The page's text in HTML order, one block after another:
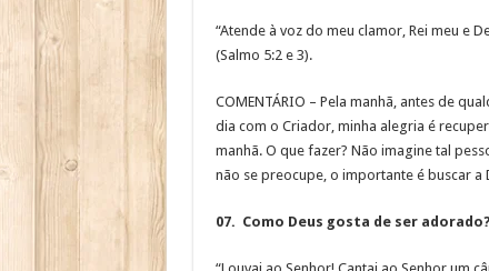
“Atende à voz do meu clamor, Rei meu e
(Salmo 5:2 e 3).
COMENTÁRIO – Pela manhã, antes de
dia com o Criador, minha alegria é
manhã. O que fazer? Não imagine tal
não se preocupe, o importante é buscar a
07. Como Deus gosta de ser adorado?